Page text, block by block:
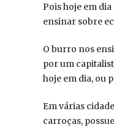
Pois hoje em
ensinar sobre
O burro nos
por um
hoje em dia, ou
Em várias
carroças,